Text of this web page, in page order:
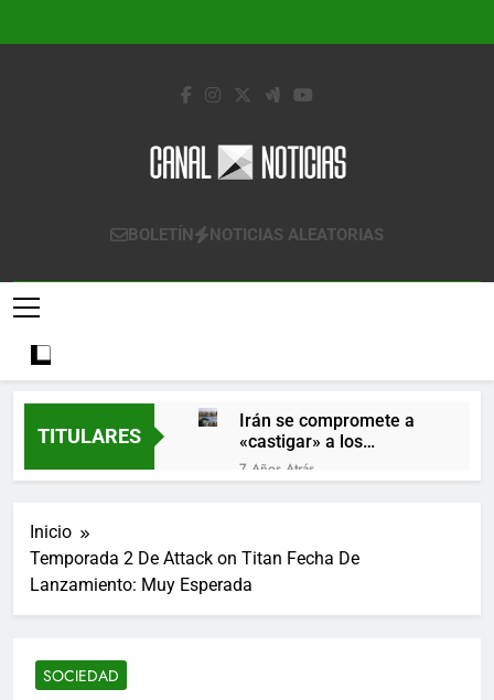
Canal Noticias
Canal Noticias
BOLETÍN NOTICIAS ALEATORIAS
TITULARES
Irán se compromete a
«castigar» a los
responsables de
derribar un avión
7 Años Atrás
diciembre
Los últimos paquetes
especiales Hush Socks
7 Años Atrás
Inicio
Temporada 2 De Attack on Titan Fecha De
Lanzamiento: Muy Esperada
SOCIEDAD